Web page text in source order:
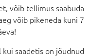
võib tellimus saabuda
võib pikeneda kuni 7
kui saadetis on jõudnud